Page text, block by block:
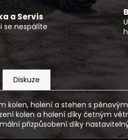
a Servis
se nespálíte
Diskuze
kolen, holení a stehen s
kolen a holení díky četným
přizpůsobení díky